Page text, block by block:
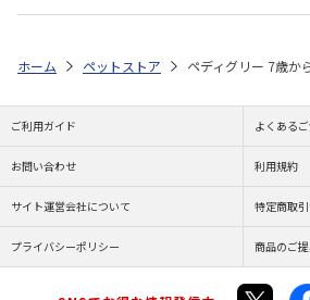
ホーム ペットストア ペディグリー 7歳か
ご利用ガイド よくある
お問い合わせ 利用規約
サイト運営会社について 特定商取
プライバシーポリシー 商品のご